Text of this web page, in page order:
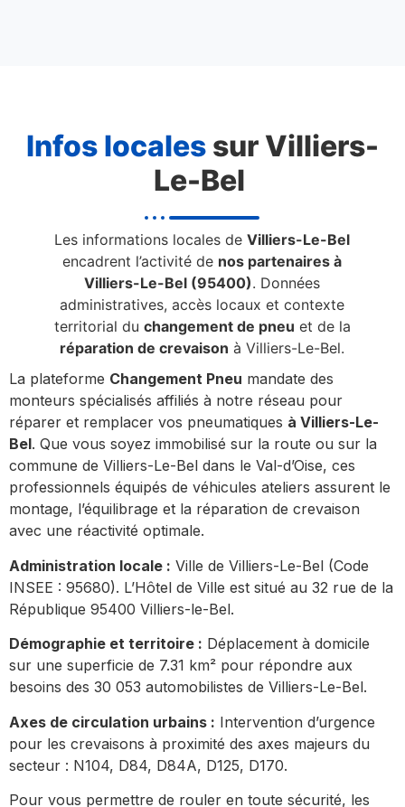
Infos locales sur Villiers-
Le-Bel
Les informations locales deVilliers-Le-Bel
encadrent l’activité de nos partenaires à
Villiers-Le-Bel (95400). Données
administratives, accès locaux et contexte
territorial du changement de pneu et de la
réparation de crevaison à Villiers-Le-Bel.
La plateforme Changement Pneu mandate des
monteurs spécialisés affiliés à notre réseau pour
réparer et remplacer vos pneumatiques à Villiers-Le-
Bel. Que vous soyez immobilisé sur la route ou sur la
commune de Villiers-Le-Bel dans le Val-d’Oise, ces
professionnels équipés de véhicules ateliers assurent le
montage, l’équilibrage et la réparation de crevaison
avec une réactivité optimale.
Administration locale : Ville de Villiers-Le-Bel (Code
INSEE : 95680). L’Hôtel de Ville est situé au 32 rue de la
République 95400 Villiers-le-Bel.
Démographie et territoire : Déplacement à domicile
sur une superficie de 7.31 km² pour répondre aux
besoins des 30 053 automobilistes de Villiers-Le-Bel.
Axes de circulation urbains : Intervention d’urgence
pour les crevaisons à proximité des axes majeurs du
secteur : N104, D84, D84A, D125, D170.
Pour vous permettre de rouler en toute sécurité, les